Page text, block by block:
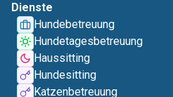
Dienste
Hundebetreuung
Hundetagesbetreuung
Haussitting
Hundesitting
Katzenbetreuung